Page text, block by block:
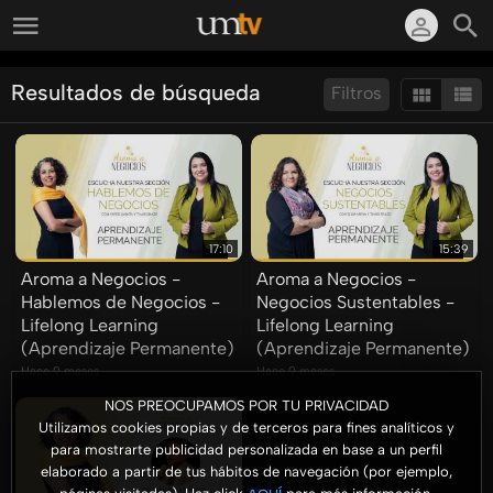
NOS PREOCUPAMOS POR TU PRIVACIDAD
Utilizamos cookies propias y de terceros para fines analíticos y
para mostrarte publicidad personalizada en base a un perfil
elaborado a partir de tus hábitos de navegación (por ejemplo,
Filtros
Resultados de búsqueda
Ordenar por:
Mostrar:
Resultados/Pág.:
17:10
Aroma a Negocios -
Hablemos de Negocios -
Lifelong Learning
(Aprendizaje Permanente)
Hace 9 meses
15:39
Aroma a Negocios -
Negocios Sustentables -
Lifelong Learning
(Aprendizaje Permanente)
Hace 9 meses